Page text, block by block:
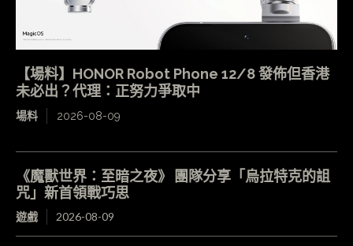
【場料】HONOR Robot Phone 12/8 發佈但香港
未必出？代理：正努力爭取中
場料 2026-08-09
《魔獸世界：至暗之夜》 團隊分享「烏拉特克的詛
咒」新首領戰巧思
遊戲 2026-08-09